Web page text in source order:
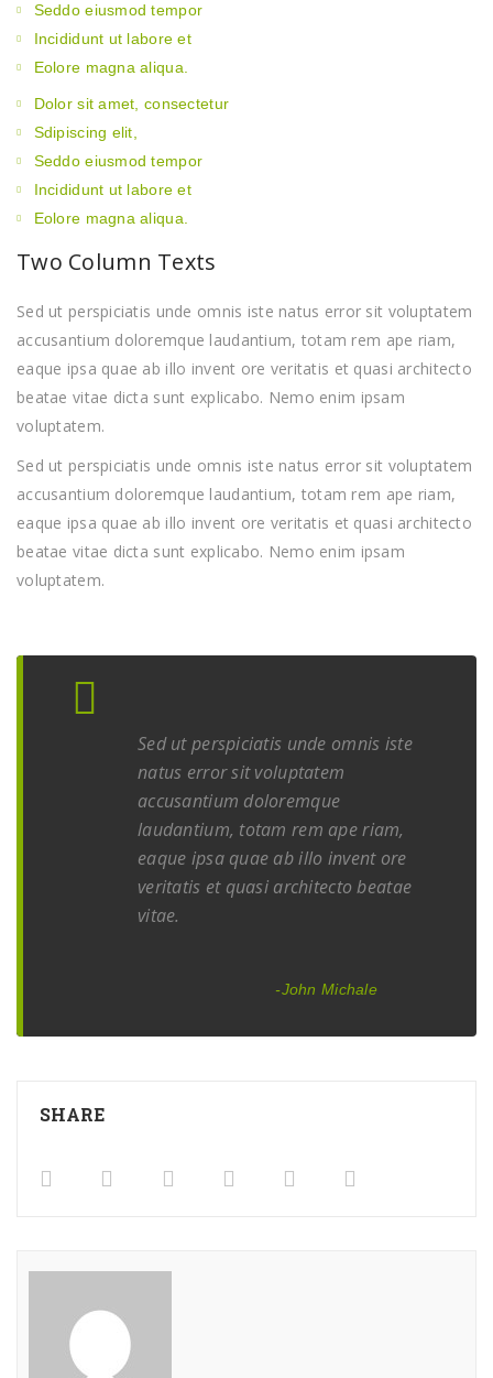
Seddo eiusmod tempor
Incididunt ut labore et
Eolore magna aliqua.
Dolor sit amet, consectetur
Sdipiscing elit,
Seddo eiusmod tempor
Incididunt ut labore et
Eolore magna aliqua.
Two Column Texts
Sed ut perspiciatis unde omnis iste natus error sit voluptatem
accusantium doloremque laudantium, totam rem ape riam,
eaque ipsa quae ab illo invent ore veritatis et quasi architecto
beatae vitae dicta sunt explicabo. Nemo enim ipsam
voluptatem.
Sed ut perspiciatis unde omnis iste natus error sit voluptatem
accusantium doloremque laudantium, totam rem ape riam,
eaque ipsa quae ab illo invent ore veritatis et quasi architecto
beatae vitae dicta sunt explicabo. Nemo enim ipsam
voluptatem.
Sed ut perspiciatis unde omnis iste
natus error sit voluptatem
accusantium doloremque
laudantium, totam rem ape riam,
eaque ipsa quae ab illo invent ore
veritatis et quasi architecto beatae
vitae.
-john Michale
SHARE